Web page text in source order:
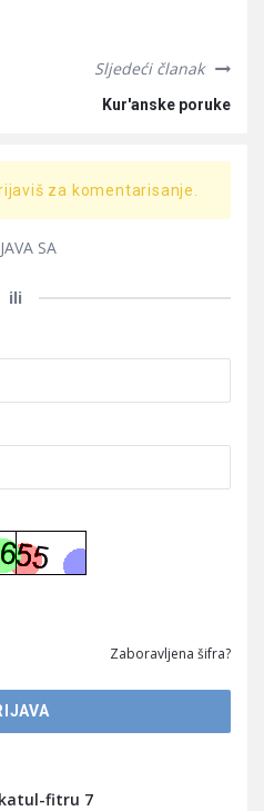
Sljedeći članak
Kur'anske poruke
za komentarisanje.
SA
ili
Zaboravljena šifra?
fitru 7